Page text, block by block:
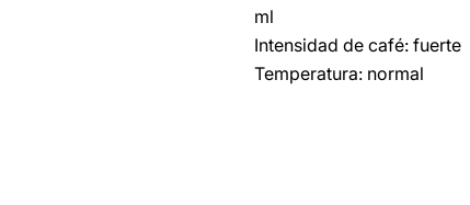
ml
Intensidad de café: fuerte
Temperatura: normal